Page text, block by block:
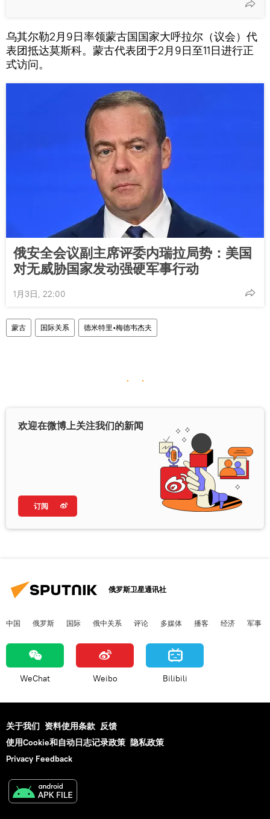
乌其尔勒2月9日率领蒙古国国家大呼拉尔（议会）代
表团抵达莫斯科。蒙古代表团于2月9日至11日进行正
式访问。
俄安全会议副主席评委内瑞拉局势：美国
对无威胁国家发动强硬军事行动
1月3日, 22:00
蒙古 国际关系 德米特里•梅德韦杰夫
欢迎在微博上关注我们的新闻
订阅
俄罗斯卫星通讯社
中国 俄罗斯 国际 俄中关系 评论 多媒体 播客 经济 军事
WeChat Weibo Bilibili
关于我们 资料使用条款 反馈
使用Cookie和自动日志记录政策 隐私政策
Privacy Feedback